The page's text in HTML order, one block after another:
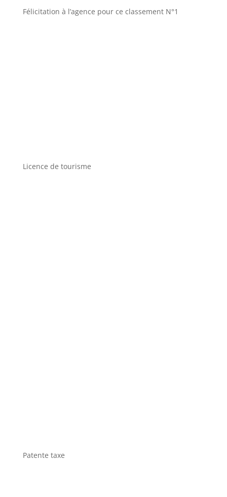
Félicitation à l’agence pour ce classement N°1
Licence de tourisme
Patente taxe